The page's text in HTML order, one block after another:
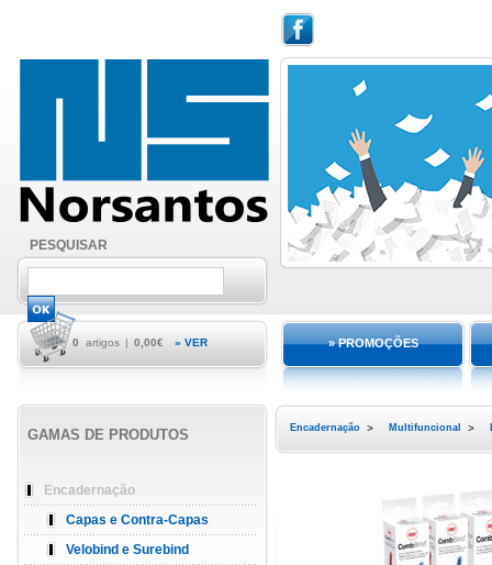
PESQUISAR
0 artigos | 0,00€ » VER » PROMOÇÕES
GAMAS DE PRODUTOS
Encadernação
Capas e Contra-Capas
Velobind e Surebind
Encadernação > Multifuncional >